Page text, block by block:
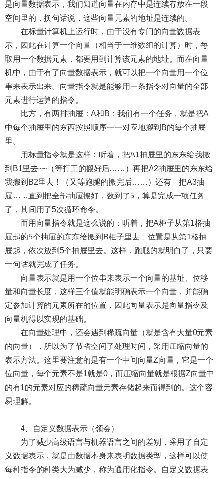
是向量数据表示，我们知道向量在内存中是连续存放在一段
空间里的，换句话说，这些向量元素的地址是连续的。
在标量计算机上运行时，由于没有专门的向量数据表
示，因此在计算一个向量（相当于一维数组的计算）时，每
取用一个数据元素，都要用到计算该元素的地址。而在向量
机中，由于有了向量数据表示，就可以把一个向量用一个位
串来表示出来。向量指令就是能够用一条指令对向量的全部
元素进行运算的指令。
比方，有两排抽屉：A和B：我们有一个任务，就是把A
中每个抽屉里的东西按照顺序一一对应地搬到B的每个抽屉
里。
用标量指令就是这样：听着，把A1抽屉里的东东给我搬
到B1里去~~（等打工的搬好后……）再把A2抽屉里的东东给
我搬到B2里去！（又等跑腿的搬完后……）还有，把A3抽
屉……直到把全部抽屉搬好，数到了5，算是完成一项任务
了，其间用了5次循环命令。
而用向量指令就是这么说的：听着，把A柜子从第1格抽
屉起的5个抽屉的东东给搬到B柜子里去，位置是从第1格抽
屉起，依次放到5个抽屉里去。这样，跑腿的就明白了，只要
一句话就完成了任务。
向量表示就是用一个位串来表示一个向量的基址、位移
量和向量长度，这样三个值就能明确表示一个向量，并能确
定参加计算的元素所在的位置，因此向量表示是向量指令及
向量机得以实现的基础。
在向量处理中，还会遇到稀疏向量（就是含有大量0元素
的向量），所以为了节省空间了处理时间，采用压缩向量的
表示方法。这里要注意的是有一个中间向量Z向量，它是一个
位向量，每个元素不是1就是0，而压缩向量就是根据Z向量中
的有1的元素对应的稀疏向量元素存储起来而得到的。这个容
易理解。
4、自定义数据表示（领会）
为了减少高级语言与机器语言之间的差别，采用了自定
义数据表示，就是由数据本身来表明数据类型，这样可以使
每种指令的种类大为减少，称为通用化指令。自定义数据表